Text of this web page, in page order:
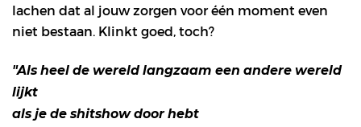
lachen dat al jouw zorgen voor één moment even
niet bestaan. Klinkt goed, toch?
"Als heel de wereld langzaam een andere wereld
lijkt
als je de shitshow door hebt